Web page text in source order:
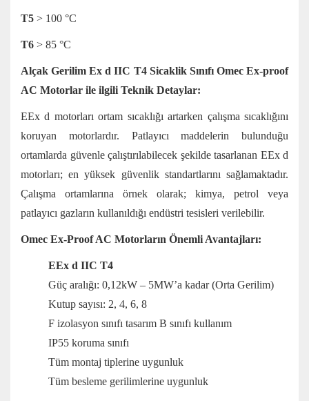
T5 > 100 °C
T6 > 85 °C
Alçak Gerilim Ex d IIC T4 Sicaklik Sınıfı Omec Ex-proof
AC Motorlar ile ilgili Teknik Detaylar:
EEx d motorları ortam sıcaklığı artarken çalışma sıcaklığını
koruyan motorlardır. Patlayıcı maddelerin bulunduğu
ortamlarda güvenle çalıştırılabilecek şekilde tasarlanan EEx d
motorları; en yüksek güvenlik standartlarını sağlamaktadır.
Çalışma ortamlarına örnek olarak; kimya, petrol veya
patlayıcı gazların kullanıldığı endüstri tesisleri verilebilir.
Omec Ex-Proof AC Motorların Önemli Avantajları:
EEx d IIC T4
Güç aralığı: 0,12kW – 5MW’a kadar (Orta Gerilim)
Kutup sayısı: 2, 4, 6, 8
F izolasyon sınıfı tasarım B sınıfı kullanım
IP55 koruma sınıfı
Tüm montaj tiplerine uygunluk
Tüm besleme gerilimlerine uygunluk